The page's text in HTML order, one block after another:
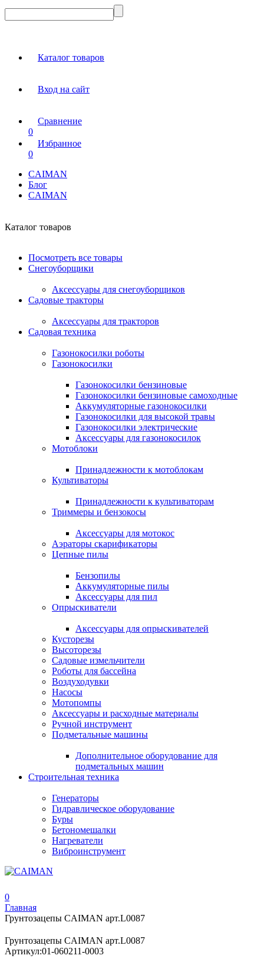
Каталог товаров
Вход на сайт
Сравнение
0
Избранное
0
CAIMAN
Блог
CAIMAN
Каталог товаров
Посмотреть все товары
Снегоуборщики
Аксессуары для снегоуборщиков
Садовые тракторы
Аксессуары для тракторов
Садовая техника
Газонокосилки роботы
Газонокосилки
Газонокосилки бензиновые
Газонокосилки бензиновые самоходные
Аккумуляторные газонокосилки
Газонокосилки для высокой травы
Газонокосилки электрические
Аксессуары для газонокосилок
Мотоблоки
Принадлежности к мотоблокам
Культиваторы
Принадлежности к культиваторам
Триммеры и бензокосы
Аксессуары для мотокос
Аэраторы скарификаторы
Цепные пилы
Бензопилы
Аккумуляторные пилы
Аксессуары для пил
Опрыскиватели
Аксессуары для опрыскивателей
Кусторезы
Высоторезы
Садовые измельчители
Роботы для бассейна
Воздуходувки
Насосы
Мотопомпы
Аксессуары и расходные материалы
Ручной инструмент
Подметальные машины
Дополнительное оборудование для
подметальных машин
Строительная техника
Генераторы
Гидравлическое оборудование
Буры
Бетономешалки
Нагреватели
Виброинструмент
0
Главная
Грунтозацепы CAIMAN арт.L0087
Грунтозацепы CAIMAN арт.L0087
Артикул:01-060211-0003